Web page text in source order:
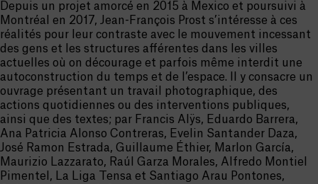
Depuis un projet amorcé en 2015 à Mexico et poursuivi à
Montréal en 2017, Jean-François Prost s’intéresse à ces
réalités pour leur contraste avec le mouvement incessant
des gens et les structures afférentes dans les villes
actuelles où on décourage et parfois même interdit une
autoconstruction du temps et de l’espace. Il y consacre un
ouvrage présentant un travail photographique, des
actions quotidiennes ou des interventions publiques,
ainsi que des textes; par Francis Alÿs, Eduardo Barrera,
Ana Patricia Alonso Contreras, Evelin Santander Daza,
José Ramon Estrada, Guillaume Éthier, Marlon García,
Maurizio Lazzarato, Raúl Garza Morales, Alfredo Montiel
Pimentel, La Liga Tensa et Santiago Arau Pontones,